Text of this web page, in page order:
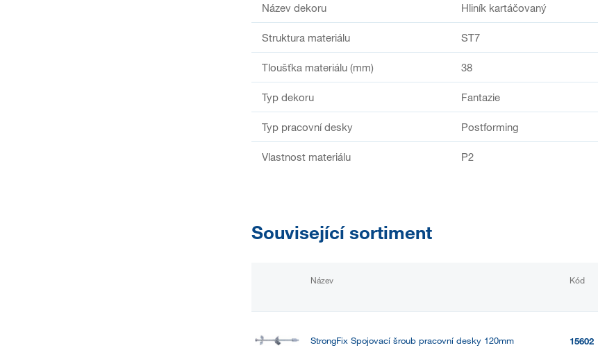
Název dekoru Hliník kartáčovaný
Struktura materiálu ST7
Tloušťka materiálu (mm) 38
Typ dekoru Fantazie
Typ pracovní desky Postforming
Vlastnost materiálu P2
Související sortiment
Název Kód
StrongFix Spojovací šroub pracovní desky 120mm 15602